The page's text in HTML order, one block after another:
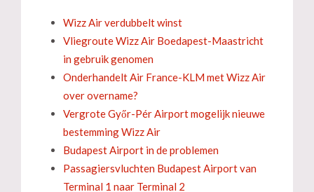
Wizz Air verdubbelt winst
Vliegroute Wizz Air Boedapest-Maastricht
in gebruik genomen
Onderhandelt Air France-KLM met Wizz Air
over overname?
Vergrote Győr-Pér Airport mogelijk nieuwe
bestemming Wizz Air
Budapest Airport in de problemen
Passagiersvluchten Budapest Airport van
Terminal 1 naar Terminal 2